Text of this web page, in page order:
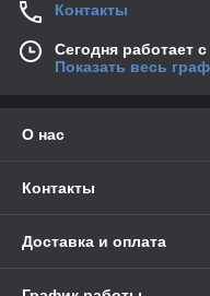
Контакты
Сегодня работает
Показать весь
О нас
Контакты
Доставка и оплата